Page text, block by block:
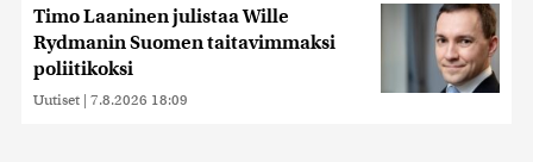
saatetaan myös siirtää ulkomaille.
Timo Laaninen julistaa Wille
Rydmanin Suomen taitavimmaksi
poliitikoksi
Uutiset | 7.8.2026 18:09